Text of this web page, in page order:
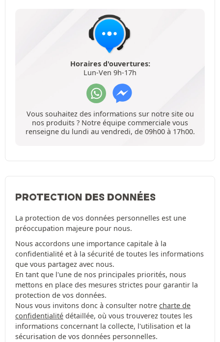
Horaires d'ouvertures:
Lun-Ven 9h-17h
Vous souhaitez des informations sur notre site ou
nos produits ? Notre équipe commerciale vous
renseigne du lundi au vendredi, de 09h00 à 17h00.
PROTECTION DES DONNÉES
La protection de vos données personnelles est une
préoccupation majeure pour nous.
Nous accordons une importance capitale à la
confidentialité et à la sécurité de toutes les informations
que vous partagez avec nous.
En tant que l'une de nos principales priorités, nous
mettons en place des mesures strictes pour garantir la
protection de vos données.
Nous vous invitons donc à consulter notre charte de
confidentialité détaillée, où vous trouverez toutes les
informations concernant la collecte, l'utilisation et la
sécurisation de vos données personnelles.